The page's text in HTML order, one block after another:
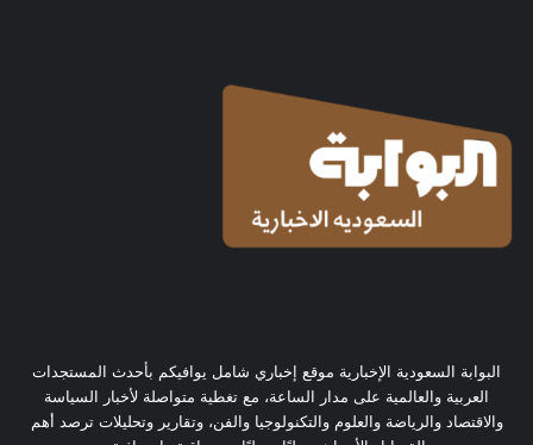
البوابة السعودية الإخبارية موقع إخباري شامل يوافيكم بأحدث المستجدات
العربية والعالمية على مدار الساعة، مع تغطية متواصلة لأخبار السياسة
والاقتصاد والرياضة والعلوم والتكنولوجيا والفن، وتقارير وتحليلات ترصد أهم